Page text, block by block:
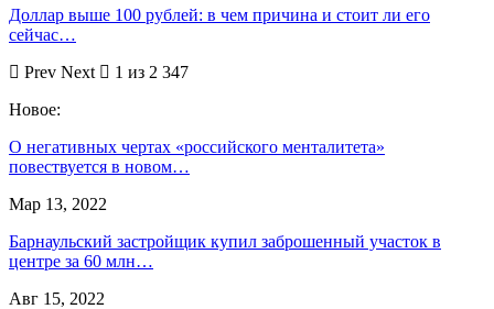
Доллар выше 100 рублей: в чем причина и стоит ли его
сейчас…
Prev Next
1 из 2 347
Новое:
О негативных чертах «российского менталитета»
повествуется в новом…
Мар 13, 2022
Барнаульский застройщик купил заброшенный участок в
центре за 60 млн…
Авг 15, 2022